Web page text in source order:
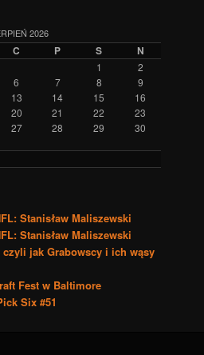
2026
C P S N
1
2
6 7 8
9
13 14 15
16
20 21 22
23
27 28 29
30
Stanisław Maliszewski
Stanisław Maliszewski
czyli jak Grabowscy i ich wąsy
Fest w Baltimore
Six #51